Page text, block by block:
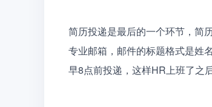
简历投递是最后的一个环节，简
专业邮箱，邮件的标题格式是姓
早8点前投递，这样HR上班了之